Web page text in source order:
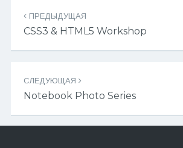
записей
ПРЕДЫДУЩАЯ
CSS3 & HTML5 Workshop
СЛЕДУЮЩАЯ
Notebook Photo Series